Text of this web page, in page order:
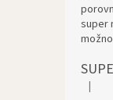
super
Đánh
|